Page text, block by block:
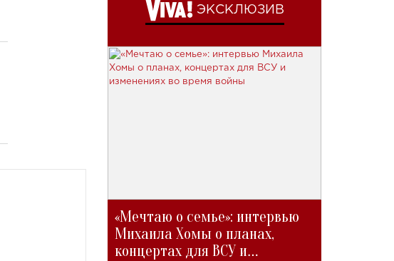
ЭКСКЛЮЗИВ
«Мечтаю о семье»: интервью
Михаила Хомы о планах,
концертах для ВСУ и